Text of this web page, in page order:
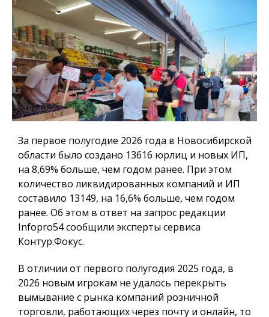
За первое полугодие 2026 года в Новосибирской
области было создано 13616 юрлиц и новых ИП,
на 8,69% больше, чем годом ранее. При этом
количество ликвидированных компаний и ИП
составило 13149, на 16,6% больше, чем годом
ранее. Об этом в ответ на запрос редакции
Infopro54 сообщили эксперты сервиса
Контур.Фокус.
В отличии от первого полугодия 2025 года, в
2026 новым игрокам не удалось перекрыть
вымывание с рынка компаний розничной
торговли, работающих через почту и онлайн, то